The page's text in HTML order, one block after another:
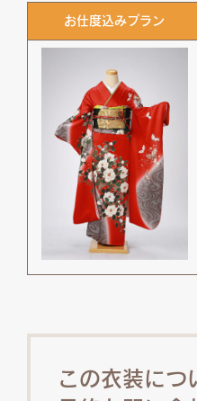
お仕度込みプラン
この衣装につ